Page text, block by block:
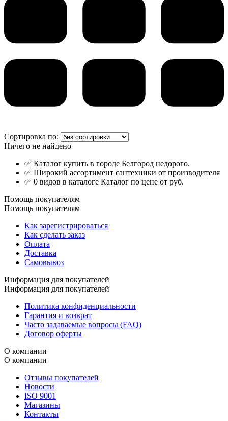
Сортировка по:
Ничего не найдено
✅ Каталог купить в городе Белгород недорого.
✅ Широкий ассортимент сантехники от производителя
✅ 0 видов в каталоге Каталог по цене от руб.
Помощь покупателям
Помощь покупателям
Как зарегистрироваться
Как сделать заказ
Оплата
Доставка
Самовывоз
Информация для покупателей
Информация для покупателей
Политика конфиденциальности
Гарантия и возврат
Часто задаваемые вопросы (FAQ)
Договор оферты
О компании
О компании
Отзывы покупателей
Новости
ISO 9001
Магазины
Контакты